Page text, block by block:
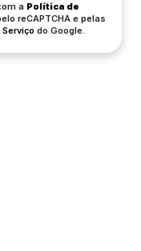
a Política de
reCAPTCHA e pelas
do Google.